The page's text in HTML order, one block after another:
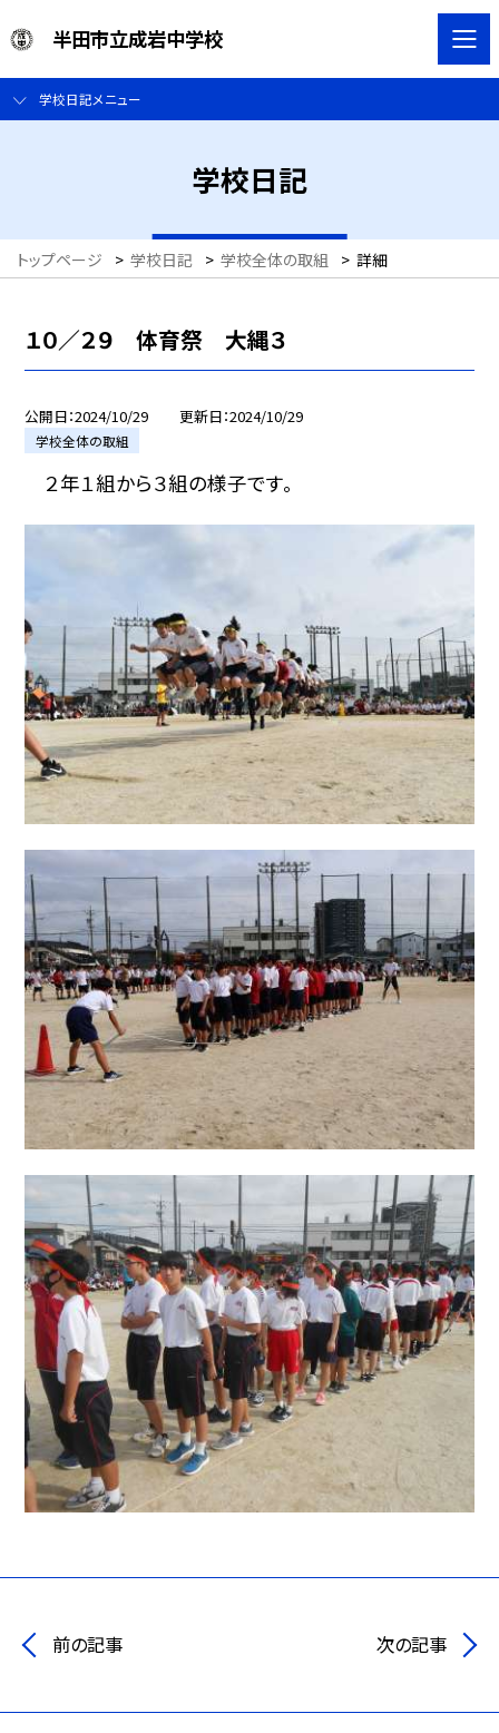
半田市立成岩中学校
学校日記メニュー
学校日記
トップページ > 学校日記 > 学校全体の取組 > 詳細
１０／２９ 体育祭 大縄３
公開日 2024/10/29 更新日 2024/10/29
学校全体の取組
２年１組から３組の様子です。
前の記事 次の記事